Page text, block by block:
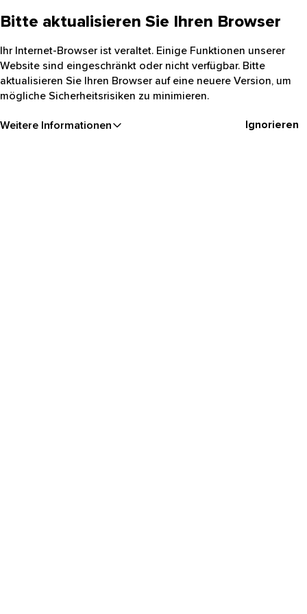
Bitte aktualisieren Sie Ihren Browser
Ihr Internet-Browser ist veraltet. Einige Funktionen unserer
Website sind eingeschränkt oder nicht verfügbar. Bitte
aktualisieren Sie Ihren Browser auf eine neuere Version, um
mögliche Sicherheitsrisiken zu minimieren.
Weitere Informationen Ignorieren